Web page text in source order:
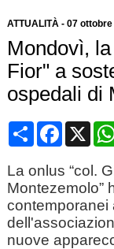
ATTUALITÀ- 07 ottobre
Mondovì,
Fior" a
ospedali di
CondividiFacebook
X
La onlus “col.
Montezemolo”
contemporanei
nuove